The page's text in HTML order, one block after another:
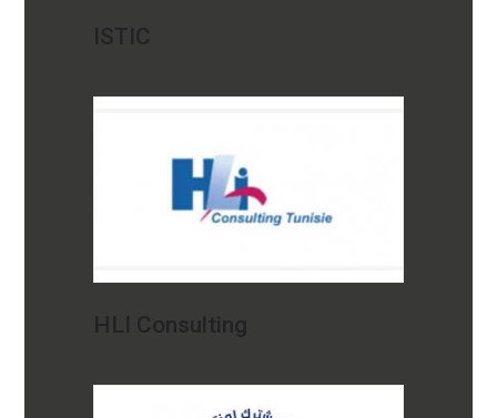
ISTIC
HLI Consulting